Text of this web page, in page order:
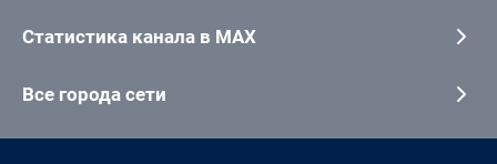
Статистика канала в MAX
Все города сети